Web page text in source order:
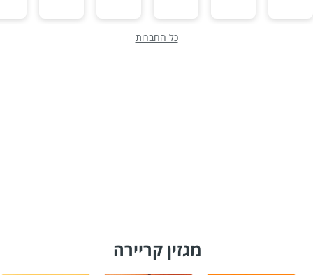
כל החברות
מגזין קריירה